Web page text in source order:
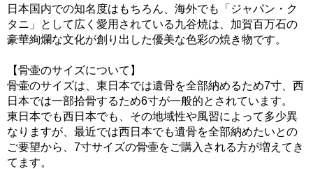
日本国内での知名度はもちろん、海外でも「ジャパン・ク
タニ」として広く愛用されている九谷焼は、加賀百万石の
豪華絢爛な文化が創り出した優美な色彩の焼き物です。
【骨壷のサイズについて】
骨壷のサイズは、東日本では遺骨を全部納めるため7寸、西
日本では一部拾骨するため6寸が一般的とされています。
東日本でも西日本でも、その地域性や風習によって多少異
なりますが、最近では西日本でも遺骨を全部納めたいとの
ご要望から、7寸サイズの骨壷をご購入される方が増えてき
てます。